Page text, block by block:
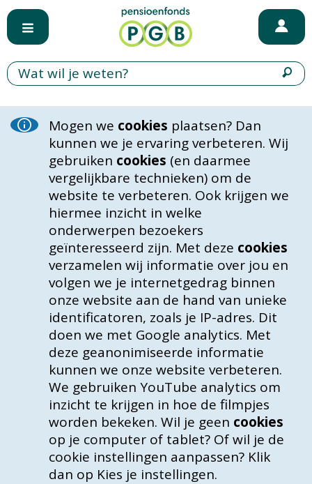
Mogen we cookies plaatsen? Dan
kunnen we je ervaring verbeteren. Wij
gebruiken cookies (en daarmee
vergelijkbare technieken) om de
website te verbeteren. Ook krijgen we
hiermee inzicht in welke
onderwerpen bezoekers
geïnteresseerd zijn. Met deze cookies
verzamelen wij informatie over jou en
volgen we je internetgedrag binnen
onze website aan de hand van unieke
identificatoren, zoals je IP-adres. Dit
doen we met Google analytics. Met
deze geanonimiseerde informatie
kunnen we onze website verbeteren.
We gebruiken YouTube analytics om
inzicht te krijgen in hoe de filmpjes
worden bekeken. Wil je geen cookies
op je computer of tablet? Of wil je de
cookie instellingen aanpassen? Klik
dan op Kies je instellingen.